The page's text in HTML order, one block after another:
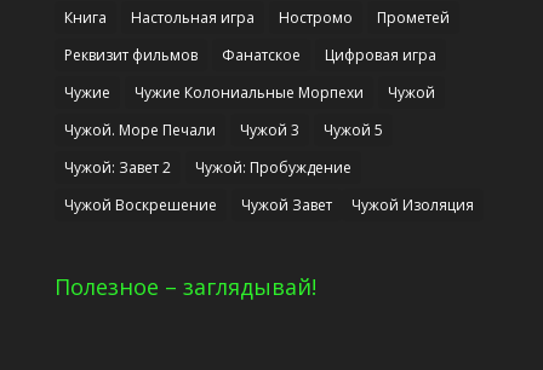
Книга
Настольная игра Ностромо
Прометей
Реквизит фильмов
Фанатское
Цифровая игра
Чужие
Чужие Колониальные Морпехи
Чужой
Чужой. Море Печали
Чужой 3
Чужой 5
Чужой: Завет 2
Чужой: Пробуждение
Чужой Воскрешение
Чужой Завет Чужой Изоляция
Полезное – заглядывай!